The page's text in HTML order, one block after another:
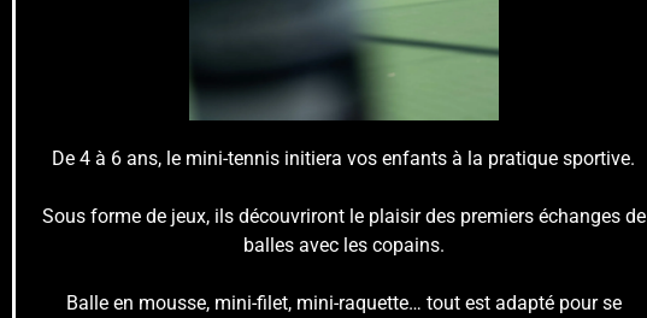
De 4 à 6 ans, le mini-tennis initiera vos enfants à la pratique sportive.
Sous forme de jeux, ils découvriront le plaisir des premiers échanges de
balles avec les copains.
Balle en mousse, mini-filet, mini-raquette… tout est adapté pour se